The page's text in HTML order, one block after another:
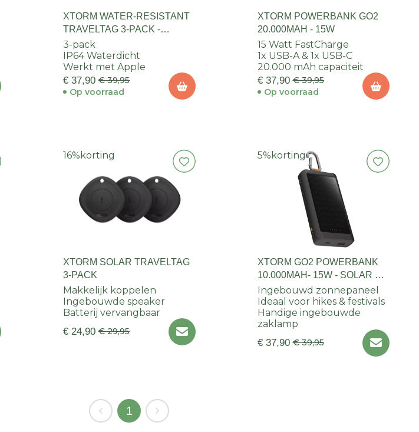
XTORM WATER-RESISTANT
TRAVELTAG 3-PACK -
CHARCOAL BLACK
3-pack
IP64 Waterdicht
Werkt met Apple
€ 37,90 € 39,95
Op voorraad
XTORM POWERBANK GO2
20.000MAH - 15W
15 Watt FastCharge
1x USB-A & 1x USB-C
20.000 mAh capaciteit
€ 37,90 € 39,95
Op voorraad
16% korting
XTORM SOLAR TRAVELTAG
3-PACK
Makkelijk koppelen
Ingebouwde speaker
Batterij vervangbaar
€ 24,90 € 29,95
5% korting
XTORM GO2 POWERBANK
10.000MAH- 15W - SOLAR &
LIGHT
Ingebouwd zonnepaneel
Ideaal voor hikes & festivals
Handige ingebouwde
zaklamp
€ 37,90 € 39,95
1